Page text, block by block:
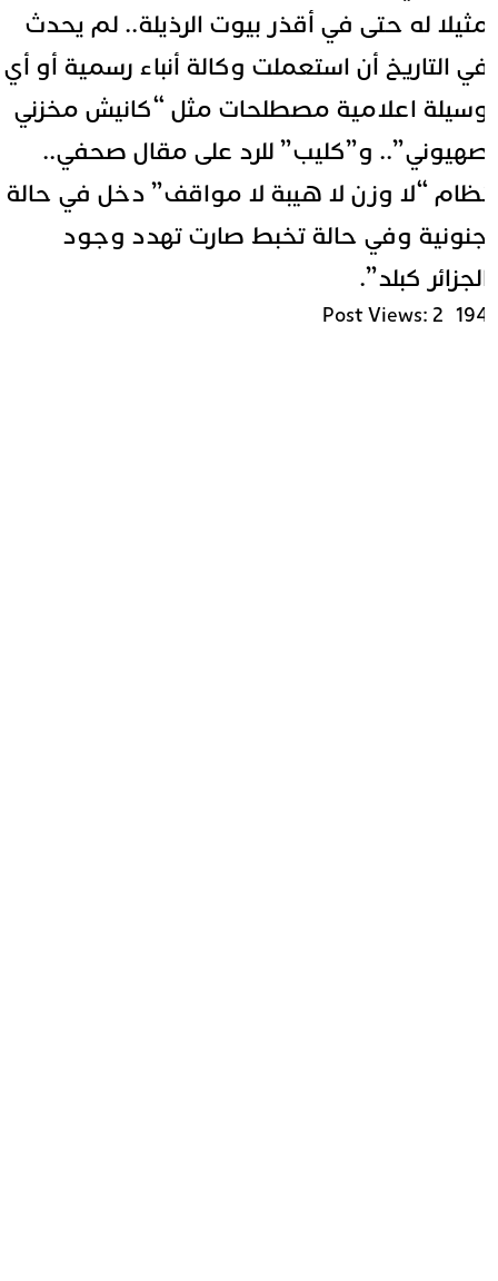
له حتى في أقذر بيوت الرذيلة.. لم يحدث
التاريخ أن استعملت وكالة أنباء رسمية أو أي
اعلامية مصطلحات مثل “كانيش مخزني
و”كليب” للرد على مقال صحفي..
“لا وزن لا هيبة لا مواقف” دخل في حالة
وفي حالة تخبط صارت تهدد وجود
كبلد”.
Post Views: